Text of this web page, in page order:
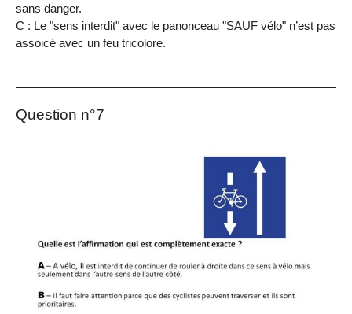
sans danger.
C : Le "sens interdit" avec le panonceau "SAUF vélo" n’est pas
assoicé avec un feu tricolore.
Question n°7